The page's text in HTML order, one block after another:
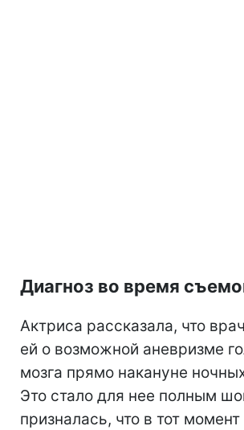
Диагноз во время
Актриса рассказала, что
ей о возможной аневризме
мозга прямо накануне
Это стало для нее полным
призналась, что в тот